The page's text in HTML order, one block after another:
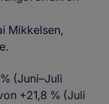
Mikkelsen,
(Juni–Juli
+21,8 % (Juli